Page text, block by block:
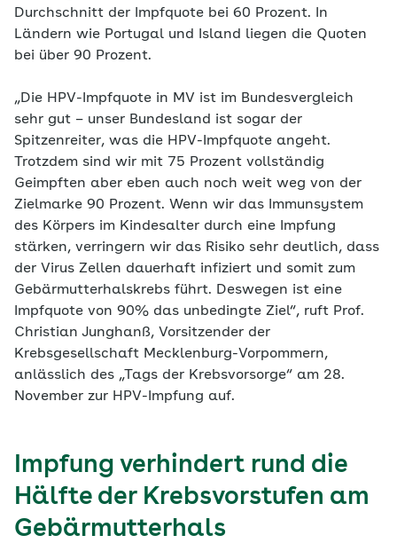
Durchschnitt der Impfquote bei 60 Prozent. In
Ländern wie Portugal und Island liegen die Quoten
bei über 90 Prozent.
„Die HPV-Impfquote in MV ist im Bundesvergleich
sehr gut – unser Bundesland ist sogar der
Spitzenreiter, was die HPV-Impfquote angeht.
Trotzdem sind wir mit 75 Prozent vollständig
Geimpften aber eben auch noch weit weg von der
Zielmarke 90 Prozent. Wenn wir das Immunsystem
des Körpers im Kindesalter durch eine Impfung
stärken, verringern wir das Risiko sehr deutlich, dass
der Virus Zellen dauerhaft infiziert und somit zum
Gebärmutterhalskrebs führt. Deswegen ist eine
Impfquote von 90% das unbedingte Ziel“, ruft Prof.
Christian Junghanß, Vorsitzender der
Krebsgesellschaft Mecklenburg-Vorpommern,
anlässlich des „Tags der Krebsvorsorge“ am 28.
November zur HPV-Impfung auf.
Impfung verhindert rund die
Hälfte der Krebsvorstufen am
Gebärmutterhals